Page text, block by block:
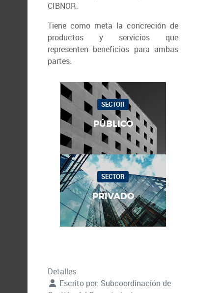
CIBNOR.
Tiene como meta la concreción de
productos y servicios que
representen beneficios para ambas
partes.
SECTOR
PÚBLICO
SECTOR
PRIVADO
Detalles
Escrito por: Subcoordinación de